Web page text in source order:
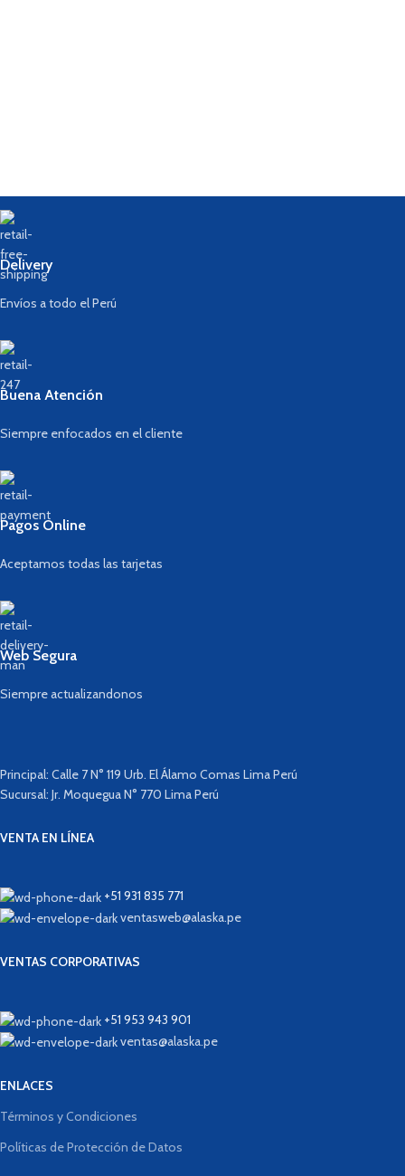
Delivery
Envíos a todo el Perú
Buena Atención
Siempre enfocados en el cliente
Pagos Online
Aceptamos todas las tarjetas
Web Segura
Siempre actualizandonos
Principal: Calle 7 N° 119 Urb. El Álamo Comas Lima Perú
Sucursal: Jr. Moquegua N° 770 Lima Perú
VENTA EN LÍNEA
+51 931 835 771
ventasweb@alaska.pe
VENTAS CORPORATIVAS
+51 953 943 901
ventas@alaska.pe
ENLACES
Términos y Condiciones
Políticas de Protección de Datos